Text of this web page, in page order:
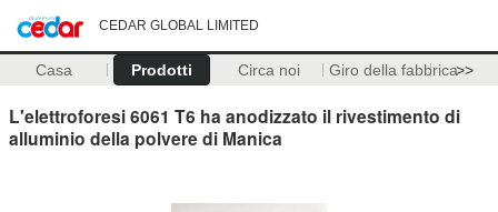
CEDAR GLOBAL LIMITED
Casa Prodotti Circa noi Giro della fabbrica>>
L'elettroforesi 6061 T6 ha anodizzato il rivestimento di
alluminio della polvere di Manica